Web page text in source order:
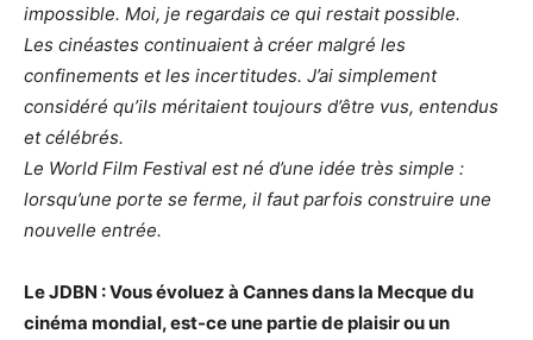
impossible. Moi, je regardais ce qui restait possible.
Les cinéastes continuaient à créer malgré les
confinements et les incertitudes. J’ai simplement
considéré qu’ils méritaient toujours d’être vus, entendus
et célébrés.
Le World Film Festival est né d’une idée très simple :
lorsqu’une porte se ferme, il faut parfois construire une
nouvelle entrée.
Le JDBN : Vous évoluez à Cannes dans la Mecque du
cinéma mondial, est-ce une partie de plaisir ou un